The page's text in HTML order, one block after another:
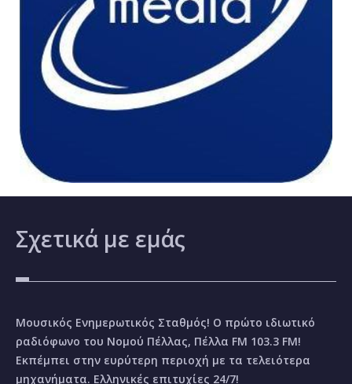
Σχετικά με εμάς
Μουσικός Ενημερωτικός Σταθμός! Ο πρώτο ιδιωτικό
ραδιόφωνο του Νομού Πέλλας, Πέλλα FM 103.3 FM!
Εκπέμπει στην ευρύτερη περιοχή με τα τελειότερα
μηχανήματα. Ελληνικές επιτυχίες 24/7!